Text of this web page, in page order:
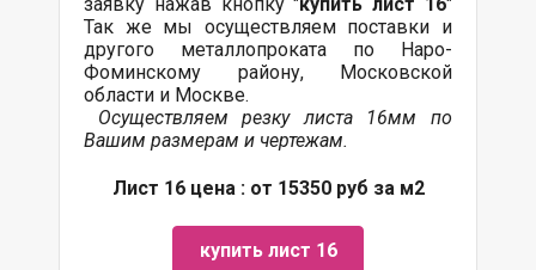
Так же мы осуществляем поставки и
другого металлопроката по Наро-
Фоминскому району, Московской
области и Москве.
Осуществляем резку листа 16мм по
Вашим размерам и чертежам.
Лист 16 цена : от 15350 руб за м2
купить лист 16